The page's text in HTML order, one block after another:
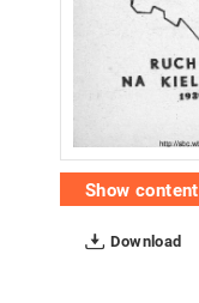
Show content
Download